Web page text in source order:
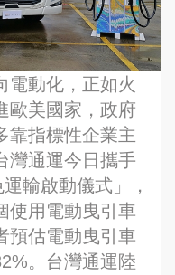
電動化，正如火
歐美國家，政府
靠指標性企業主
灣通運今日攜手
輸啟動儀式」，
使用電動曳引車
預估電動曳引車
。台灣通運陸